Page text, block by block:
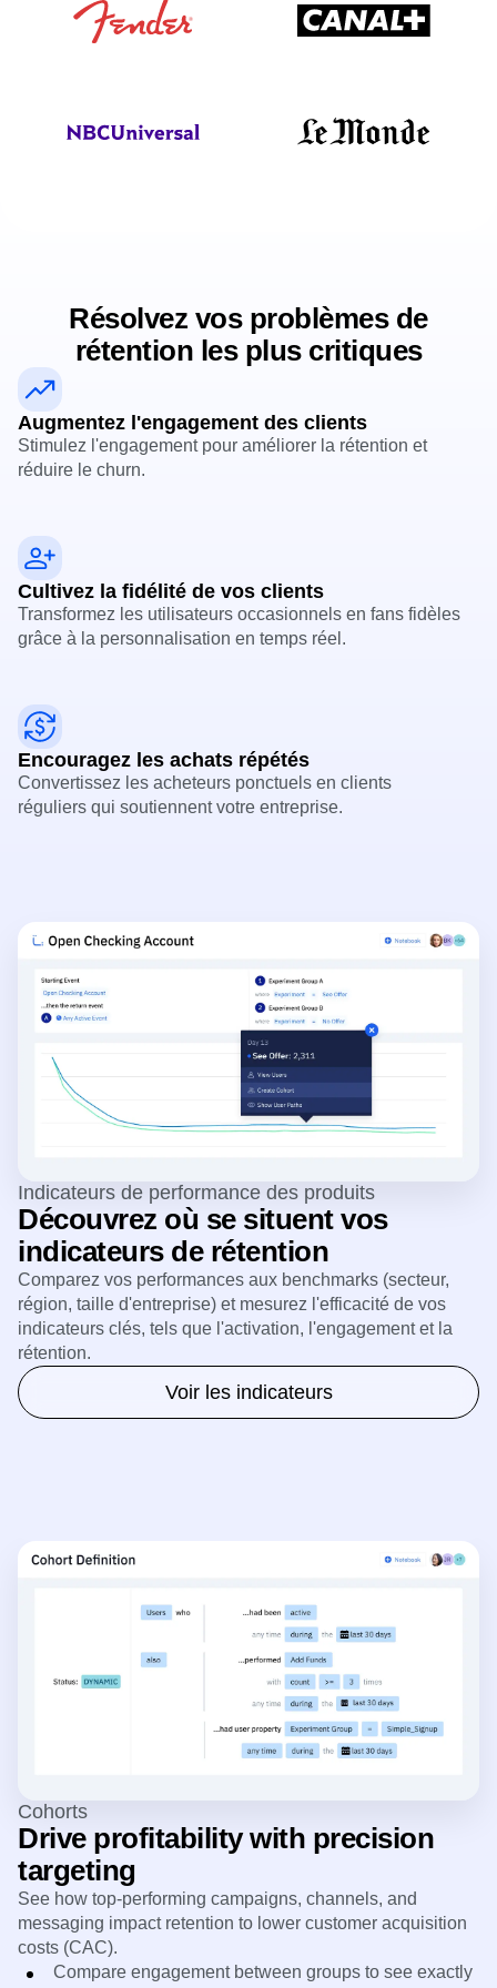
Résolvez vos problèmes de
rétention les plus critiques
Augmentez l'engagement des clients
Stimulez l'engagement pour améliorer la rétention et
réduire le churn.
Cultivez la fidélité de vos clients
Transformez les utilisateurs occasionnels en fans fidèles
grâce à la personnalisation en temps réel.
Encouragez les achats répétés
Convertissez les acheteurs ponctuels en clients
réguliers qui soutiennent votre entreprise.
Indicateurs de performance des produits
Découvrez où se situent vos
indicateurs de rétention
Comparez vos performances aux benchmarks (secteur,
région, taille d'entreprise) et mesurez l'efficacité de vos
indicateurs clés, tels que l'activation, l'engagement et la
rétention.
Voir les indicateurs
Cohorts
Drive profitability with precision
targeting
See how top-performing campaigns, channels, and
messaging impact retention to lower customer acquisition
costs (CAC).
Compare engagement between groups to see exactly